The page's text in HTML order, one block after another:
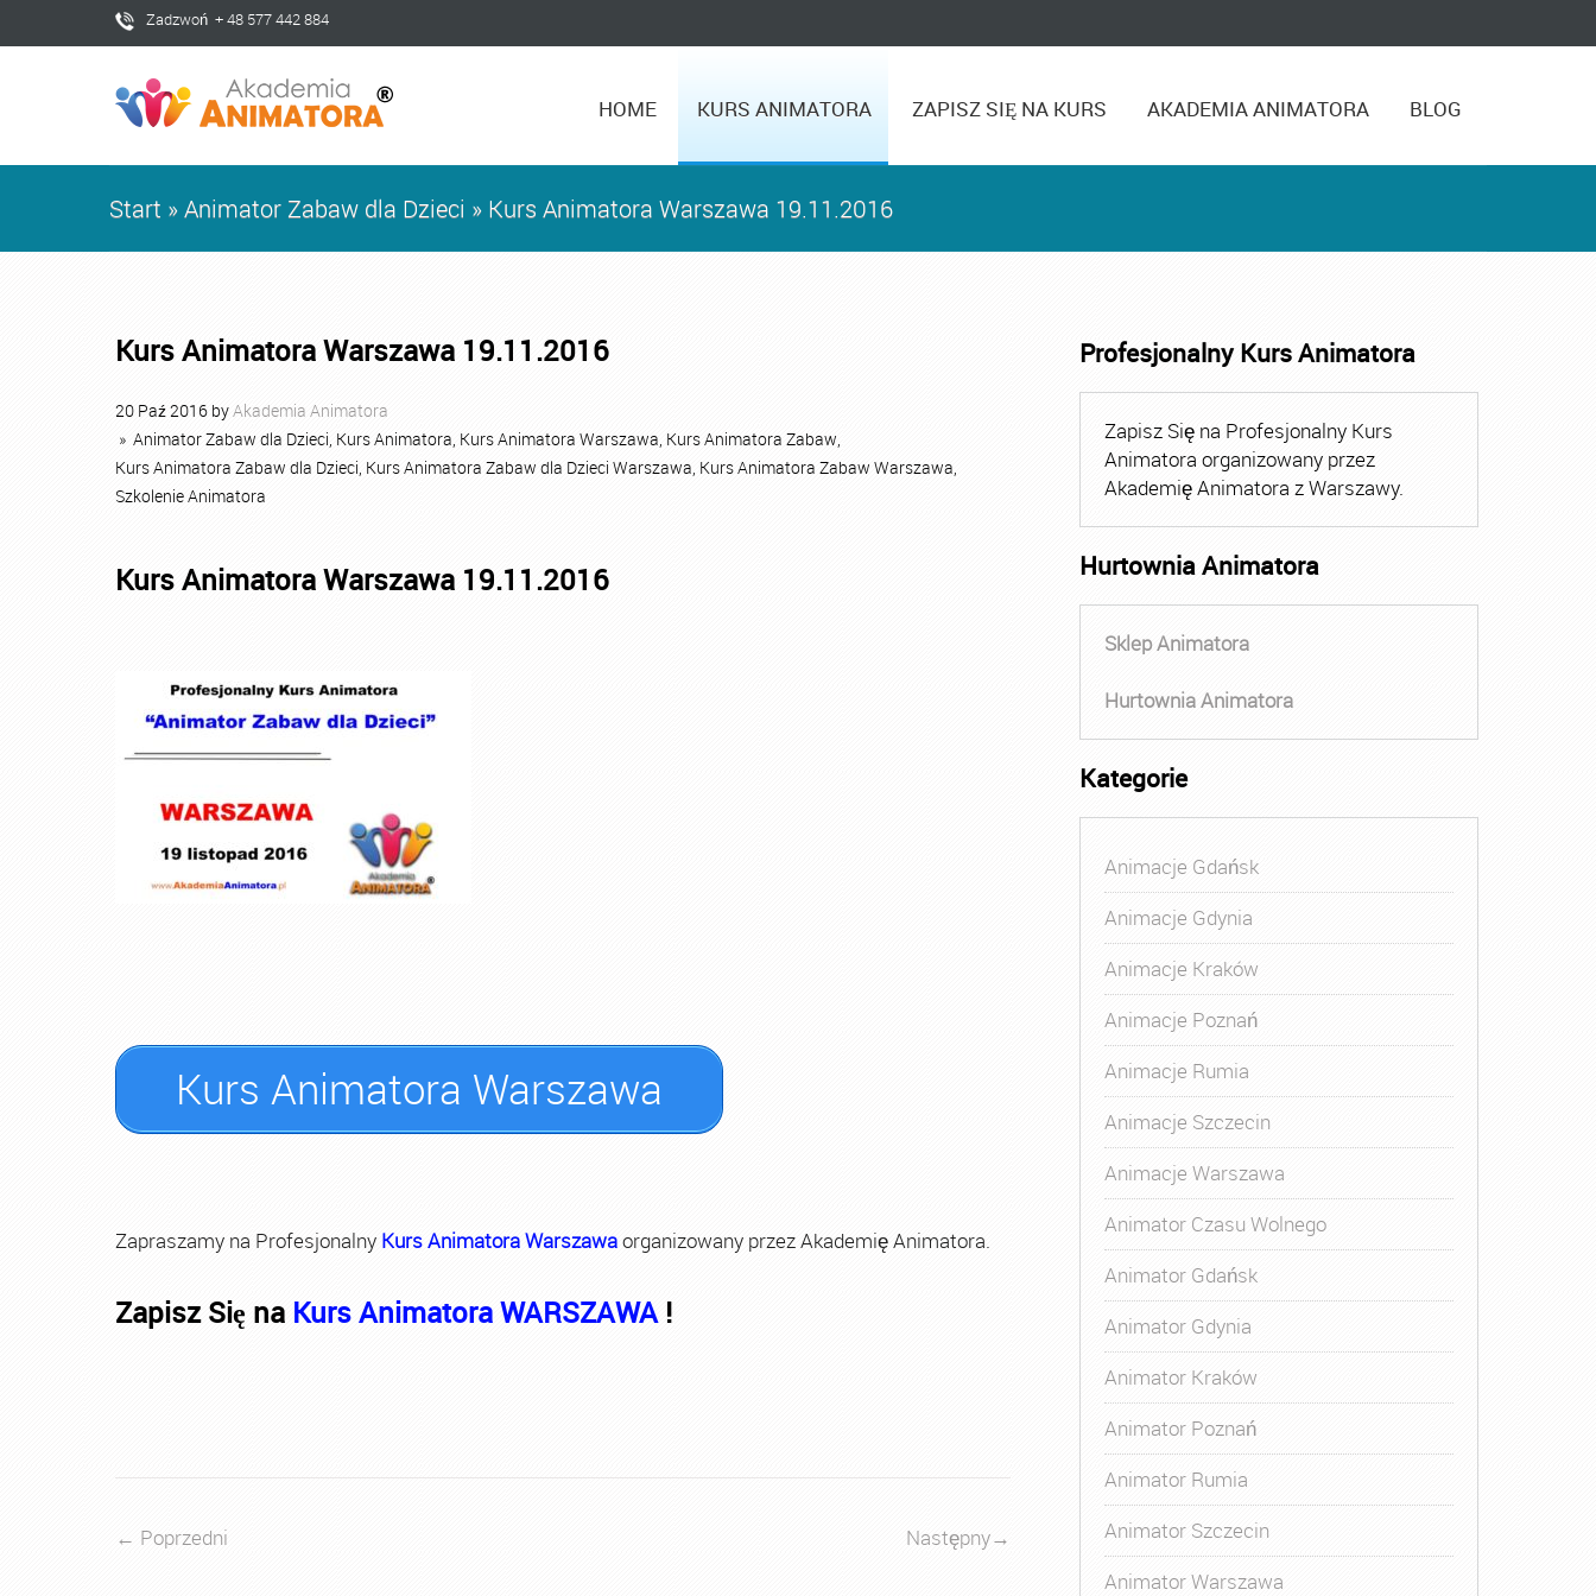
Zadzwoń + 48 577 442 884
HOME KURS ANIMATORA ZAPISZ SIĘ NA KURS AKADEMIA ANIMATORA BLOG
Start »Animator Zabaw dla Dzieci » Kurs Animatora Warszawa 19.11.2016
Kurs Animatora Warszawa 19.11.2016
20 Paź2016 byAkademia Animatora
» Animator Zabaw dla Dzieci, Kurs Animatora, Kurs Animatora Warszawa, Kurs Animatora Zabaw,
Kurs Animatora Zabaw dla Dzieci, Kurs Animatora Zabaw dla Dzieci Warszawa, Kurs Animatora Zabaw Warszawa,
Szkolenie Animatora
Kurs Animatora Warszawa 19.11.2016
Kurs Animatora Warszawa
Zapraszamy na Profesjonalny Kurs AnimatoraWarszawaorganizowany przez Akademię Animatora.
Zapisz Się na Kurs Animatora WARSZAWA!
← Poprzedni Następny→
Profesjonalny Kurs Animatora
Zapisz Się na Profesjonalny Kurs
Animatora organizowany przez
Akademię Animatora z Warszawy.
Hurtownia Animatora
Sklep Animatora
Hurtownia Animatora
Kategorie
Animacje Gdańsk
Animacje Gdynia
Animacje Kraków
Animacje Poznań
Animacje Rumia
Animacje Szczecin
Animacje Warszawa
Animator Czasu Wolnego
Animator Gdańsk
Animator Gdynia
Animator Kraków
Animator Poznań
Animator Rumia
Animator Szczecin
Animator Warszawa